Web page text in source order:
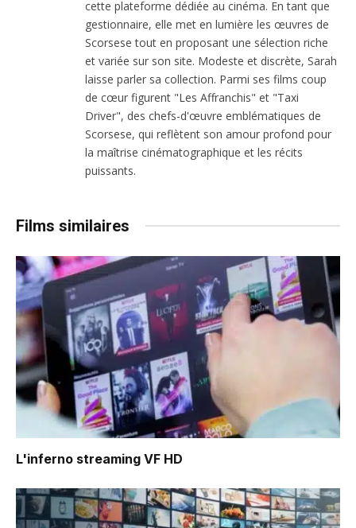
cette plateforme dédiée au cinéma. En tant que
gestionnaire, elle met en lumière les œuvres de
Scorsese tout en proposant une sélection riche
et variée sur son site. Modeste et discrète, Sarah
laisse parler sa collection. Parmi ses films coup
de cœur figurent "Les Affranchis" et "Taxi
Driver", des chefs-d'œuvre emblématiques de
Scorsese, qui reflètent son amour profond pour
la maîtrise cinématographique et les récits
puissants.
Films similaires
L'inferno streaming VF HD